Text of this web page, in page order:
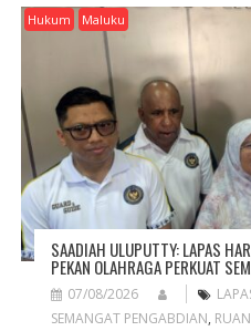
Hukum Maluku
SAADIAH ULUPUTTY: LAPAS
PEKAN OLAHRAGA PERKUAT
07/08/2026
SEMANGAT PENGABDIAN,